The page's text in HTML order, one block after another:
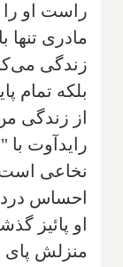
راست او را
مادری
زندگی
بلکه تمام
از زندگی
رایدآوت با
نخاعی
احساس
او پائیز
منزلش پای